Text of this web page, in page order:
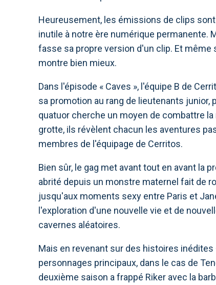
Heureusement, les émissions de clips
inutile à notre ère numérique permanente.
fasse sa propre version d'un clip. Et même
montre bien mieux.
Dans l'épisode « Caves », l'équipe B de
sa promotion au rang de lieutenants junior,
quatuor cherche un moyen de combattre
grotte, ils révèlent chacun les aventures
membres de l'équipage de Cerritos.
Bien sûr, le gag met avant tout en avant la
abrité depuis un monstre maternel fait de
jusqu'aux moments sexy entre Paris et
l'exploration d'une nouvelle vie et de
cavernes aléatoires.
Mais en revenant sur des histoires
personnages principaux, dans le cas de
deuxième saison a frappé Riker avec la